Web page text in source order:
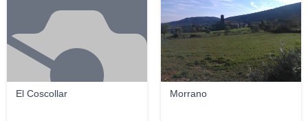
El Coscollar Morrano